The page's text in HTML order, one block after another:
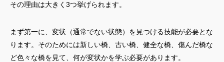
その理由は大きく3つ挙げられます。
まず第一に、変状（通常でない状態）を見つける技能が必要とな
ります。そのためには新しい橋、古い橋、健全な橋、傷んだ橋な
ど色々な橋を見て、何が変状かを学ぶ必要があります。